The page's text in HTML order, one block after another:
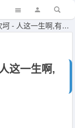
这一生啊,有太多的坎坷
这一生啊,